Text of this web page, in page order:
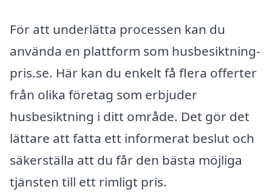
För att underlätta processen kan du
använda en plattform som husbesiktning-
pris.se. Här kan du enkelt få flera offerter
från olika företag som erbjuder
husbesiktning i ditt område. Det gör det
lättare att fatta ett informerat beslut och
säkerställa att du får den bästa möjliga
tjänsten till ett rimligt pris.